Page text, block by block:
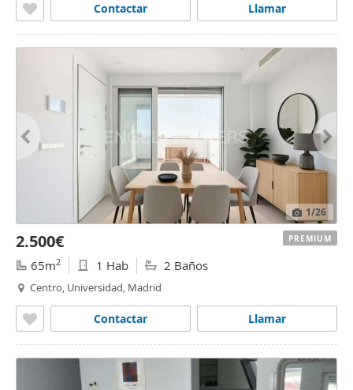
Llamar
Contactar
1/26
2.500€
65m2 1 Hab 2 Baños
Centro, Universidad, Madrid
Llamar
Contactar
PREMIUM